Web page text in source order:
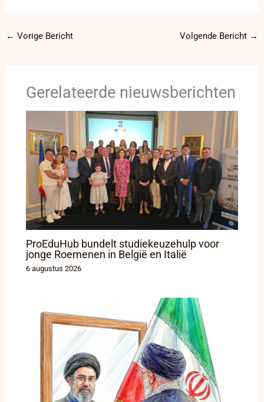
← Vorige Bericht Volgende Bericht →
Gerelateerde nieuwsberichten
ProEduHub bundelt studiekeuzehulp voor
jonge Roemenen in België en Italië
6 augustus 2026